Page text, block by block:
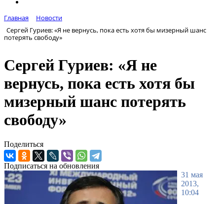
Главная
Новости
Сергей Гуриев: «Я не вернусь, пока есть хотя бы мизерный шанс
потерять свободу»
Сергей Гуриев: «Я не
вернусь, пока есть хотя бы
мизерный шанс потерять
свободу»
Поделиться
Подписаться на обновления
31 мая
2013,
10:04